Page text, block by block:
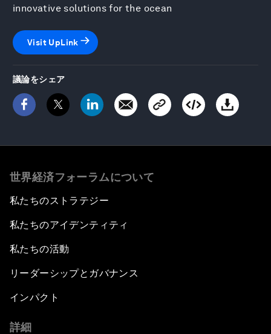
innovative solutions for the ocean
Visit UpLink
議論をシェア
世界経済フォーラムについて
私たちのストラテジー
私たちのアイデンティティ
私たちの活動
リーダーシップとガバナンス
インパクト
詳細